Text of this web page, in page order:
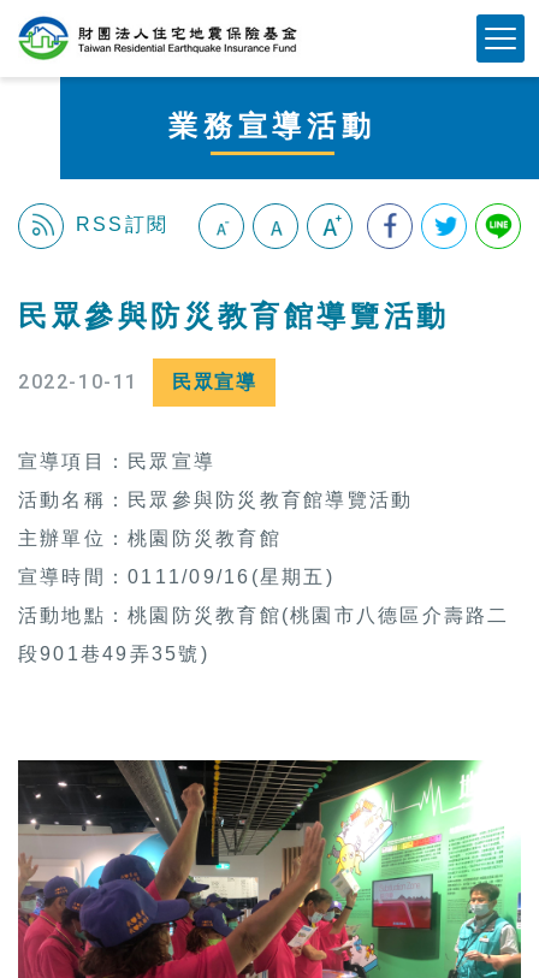
業務宣導活動
RSS訂閱
民眾參與防災教育館導覽活動
2022-10-11 民眾宣導
宣導項目：民眾宣導
活動名稱：民眾參與防災教育館導覽活動
主辦單位：桃園防災教育館
宣導時間：0111/09/16(星期五)
活動地點：桃園防災教育館(桃園市八德區介壽路二
段901巷49弄35號)